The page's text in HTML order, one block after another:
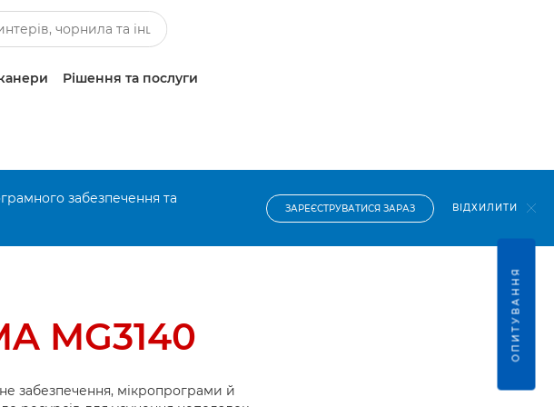
Рішення та послуги
забезпечення та
ЗАРЕЄСТРУВАТИСЯ ЗАРАЗ ВІДХИЛИТИ
MG3140
забезпечення, мікропрограми й
ОПИТУВАННЯ